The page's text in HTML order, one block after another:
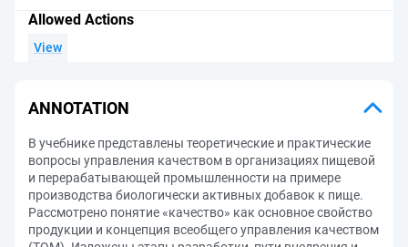
Allowed Actions
View
ANNOTATION
В учебнике представлены теоретические и практические
вопросы управления качеством в организациях пищевой
и перерабатывающей промышленности на примере
производства биологически активных добавок к пище.
Рассмотрено понятие «качество» как основное свойство
продукции и концепция всеобщего управления качеством